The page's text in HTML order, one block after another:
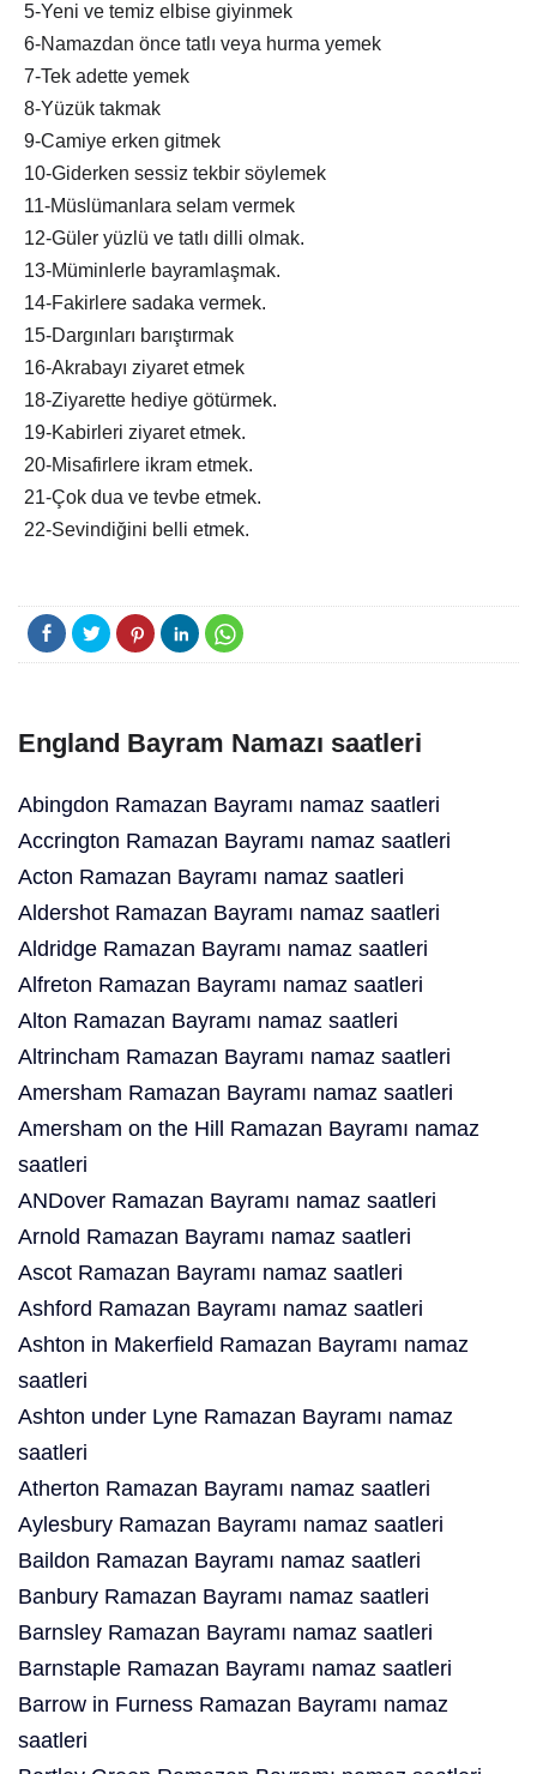
5-Yeni ve temiz elbise giyinmek
6-Namazdan önce tatlı veya hurma yemek
7-Tek adette yemek
8-Yüzük takmak
9-Camiye erken gitmek
10-Giderken sessiz tekbir söylemek
11-Müslümanlara selam vermek
12-Güler yüzlü ve tatlı dilli olmak.
13-Müminlerle bayramlaşmak.
14-Fakirlere sadaka vermek.
15-Dargınları barıştırmak
16-Akrabayı ziyaret etmek
18-Ziyarette hediye götürmek.
19-Kabirleri ziyaret etmek.
20-Misafirlere ikram etmek.
21-Çok dua ve tevbe etmek.
22-Sevindiğini belli etmek.
England Bayram Namazı saatleri
Abingdon Ramazan Bayramı namaz saatleri
Accrington Ramazan Bayramı namaz saatleri
Acton Ramazan Bayramı namaz saatleri
Aldershot Ramazan Bayramı namaz saatleri
Aldridge Ramazan Bayramı namaz saatleri
Alfreton Ramazan Bayramı namaz saatleri
Alton Ramazan Bayramı namaz saatleri
Altrincham Ramazan Bayramı namaz saatleri
Amersham Ramazan Bayramı namaz saatleri
Amersham on the Hill Ramazan Bayramı namaz
saatleri
ANDover Ramazan Bayramı namaz saatleri
Arnold Ramazan Bayramı namaz saatleri
Ascot Ramazan Bayramı namaz saatleri
Ashford Ramazan Bayramı namaz saatleri
Ashton in Makerfield Ramazan Bayramı namaz
saatleri
Ashton under Lyne Ramazan Bayramı namaz
saatleri
Atherton Ramazan Bayramı namaz saatleri
Aylesbury Ramazan Bayramı namaz saatleri
Baildon Ramazan Bayramı namaz saatleri
Banbury Ramazan Bayramı namaz saatleri
Barnsley Ramazan Bayramı namaz saatleri
Barnstaple Ramazan Bayramı namaz saatleri
Barrow in Furness Ramazan Bayramı namaz
saatleri